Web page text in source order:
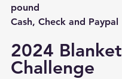
pound
Cash, Check and Paypal
2024 Blanket
Challenge